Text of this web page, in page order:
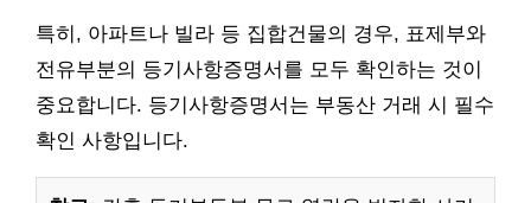
특히, 아파트나 빌라 등 집합건물의 경우, 표제부와
전유부분의 등기사항증명서를 모두 확인하는 것이
중요합니다. 등기사항증명서는 부동산 거래 시 필수
확인 사항입니다.